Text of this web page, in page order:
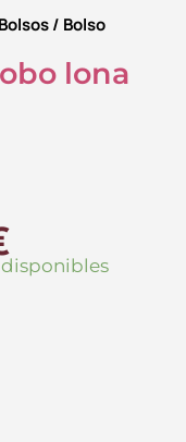
Bolsos/ Bolso
lona
El
precio
disponibles